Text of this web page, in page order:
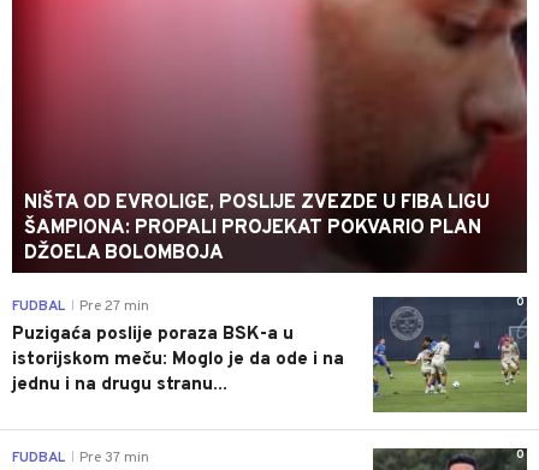
NIŠTA OD EVROLIGE, POSLIJE ZVEZDE U FIBA LIGU
ŠAMPIONA: PROPALI PROJEKAT POKVARIO PLAN
DŽOELA BOLOMBOJA
0
FUDBAL Pre 27 min
Puzigaća poslije poraza BSK-a u
istorijskom meču: Moglo je da ode i na
jednu i na drugu stranu...
0
FUDBAL Pre 37 min